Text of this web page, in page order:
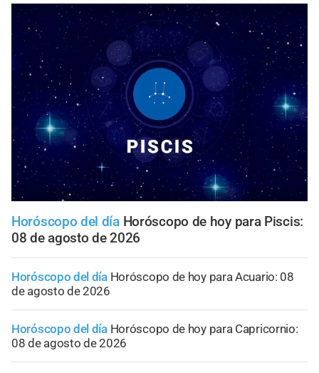
Horóscopo del día Horóscopo de hoy para Piscis:
08 de agosto de 2026
Horóscopo del día Horóscopo de hoy para Acuario: 08
de agosto de 2026
Horóscopo del día Horóscopo de hoy para Capricornio:
08 de agosto de 2026